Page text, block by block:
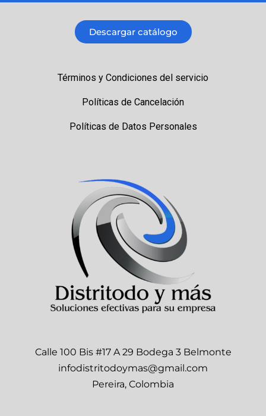
Descargar catálogo
Términos y Condiciones del servicio
Políticas de Cancelación
Políticas de Datos Personales
Calle 100 Bis #17 A 29 Bodega 3 Belmonte
infodistritodoymas@gmail.com
Pereira, Colombia